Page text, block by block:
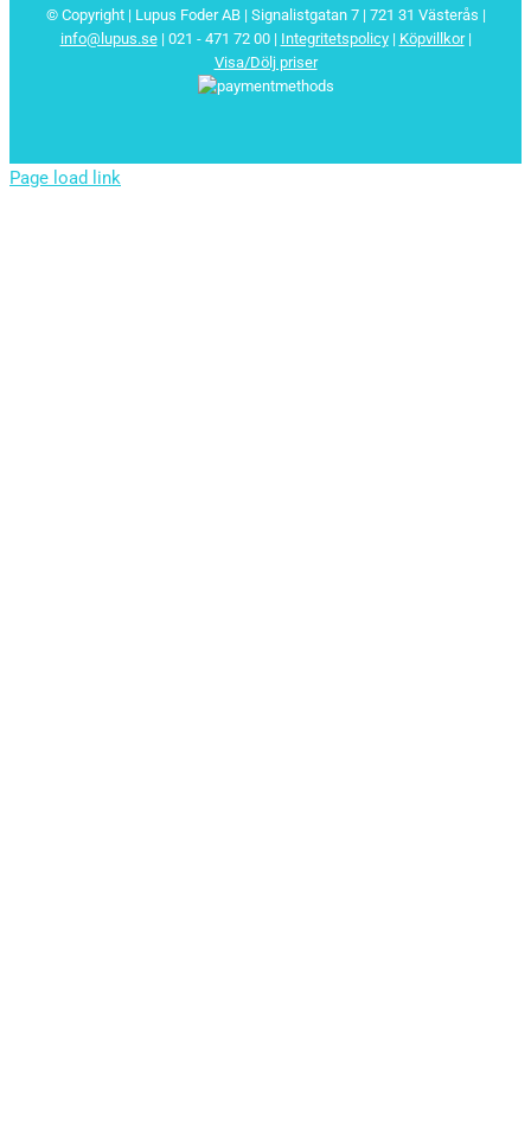
© Copyright | Lupus Foder AB | Signalistgatan 7 | 721 31 Västerås |
info@lupus.se| 021 - 471 72 00 | Integritetspolicy| Köpvillkor|
Visa/Dölj priser
Page load link